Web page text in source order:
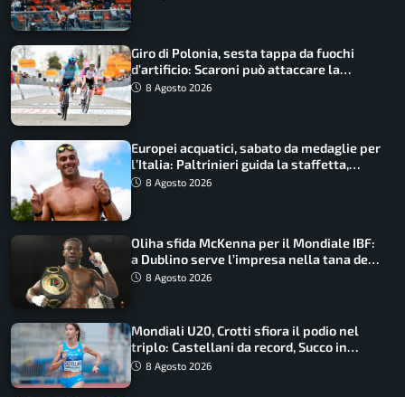
Giro di Polonia, sesta tappa da fuochi
d’artificio: Scaroni può attaccare la
maglia di Lemmen
8 Agosto 2026
Europei acquatici, sabato da medaglie per
l’Italia: Paltrinieri guida la staffetta,
Barnabà sogna l’oro dalle grandi altezze
8 Agosto 2026
Oliha sfida McKenna per il Mondiale IBF:
a Dublino serve l’impresa nella tana del
lupo8 Agosto 2026
Mondiali U20, Crotti sfiora il podio nel
triplo: Castellani da record, Succo in
finale
8 Agosto 2026